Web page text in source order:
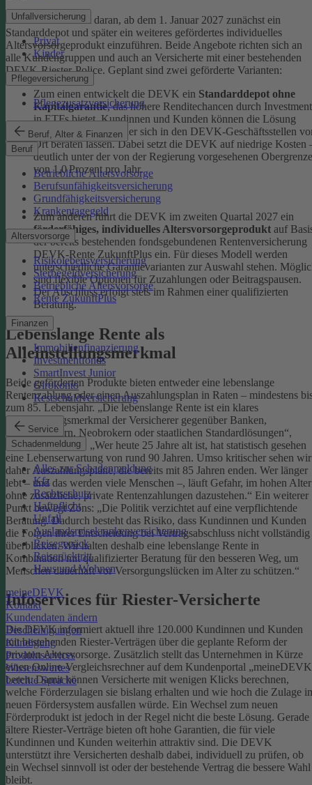
Unfallversicherung
Privat
Kinder
Pflegeversicherung
Pflegezusatzversicherung
Beruf, Alter & Finanzen
Beruf
Betriebliche Altersvorsorge
Berufsunfähigkeitsversicherung
Grundfähigkeitsversicherung
Krankentagegeld
Altersvorsorge
Risikolebensversicherung
Sterbegeldversicherung
Betriebliche Altersvorsorge
Rente ZukunftPlus
Finanzen
Immobilienfinanzierung
Investmentfonds
SmartInvest Junior
Girokonto
Restschuldversicherung
Service
Schadenmeldung
Alles zur Schadenmeldung
Kfz
Rechtsschutz
Haftpflicht
Unfall
Auslandsreisekrankenversicherung
Reisegepäck
Reiserücktritt
Haus und Wohnen
meineDEVK
Kontakt
Kundendaten ändern
Bescheinigungen
Kündigung
Produktservices
Wissenswertes
Leichte Sprache
Die DEVK arbeitet daran, ab dem 1. Januar 2027 zunächst ein
Standarddepot und später ein weiteres gefördertes individuelles
Altersvorsorgeprodukt einzuführen. Beide Angebote richten sich an
alle Kundengruppen und auch an Versicherte mit einer bestehenden
DEVK‑Riester‑Police. Geplant sind zwei geförderte Varianten:
Zum einen entwickelt die DEVK ein Standarddepot ohne
Kapitalgarantie, das höhere Renditechancen durch
in ETFs bietet. Kundinnen und Kunden können die Lösung
online abschließen oder sich in den DEVK-Geschäftsstellen
Ort beraten lassen. Dabei setzt die DEVK auf niedrige Kosten
deutlich unter der von der Regierung vorgesehenen Obergrenze
von 1,0 Prozent pro Jahr.
Zum anderen führt die DEVK im zweiten Quartal 2027 ein
förderfähiges, individuelles Altersvorsorgeprodukt auf
der bereits bestehenden fondsgebundenen Rentenversicherung
DEVK-Rente ZukunftPlus ein. Für dieses Modell werden
unterschiedliche Garantievarianten zur Auswahl stehen.
sind flexible Optionen für Zuzahlungen oder Beitragspausen.
Der Abschluss erfolgt stets im Rahmen einer qualifizierten
Beratung.
Lebenslange Rente als
Alleinstellungsmerkmal
Beide geförderten Produkte bieten entweder eine lebenslange
Rentenzahlung oder einen Auszahlungsplan in Raten – mindestens
zum 85. Lebensjahr. „Die lebenslange Rente ist ein klares
Alleinstellungsmerkmal der Versicherer gegenüber Banken,
Fondsanbietern, Neobrokern oder staatlichen Standardlösungen“,
unterstreicht Zons. „Wer heute 25 Jahre alt ist, hat statistisch gesehen
eine Lebenserwartung von rund 90 Jahren. Umso kritischer sehen wir
daher Auszahlungspläne, die bereits mit 85 Jahren enden. Wer länger
lebt – und das werden viele Menschen –, läuft Gefahr, im hohen Alter
ohne zusätzliche, private Rentenzahlungen dazustehen.“ Ein weiterer
Punkt bewegt Zons: „Die Politik verzichtet auf eine verpflichtende
Beratung. Dadurch besteht das Risiko, dass Kundinnen und Kunden
die Folgen ihrer Entscheidung bei Vertragsabschluss nicht vollständig
überblicken. Wir halten deshalb eine lebenslange Rente in
Kombination mit qualifizierter Beratung für den besseren Weg, um
Menschen dauerhaft vor Versorgungslücken im Alter zu schützen.“
Infoservices für Riester-Versicherte
Die DEVK informiert aktuell ihre 120.000 Kundinnen und Kunden
mit bestehenden Riester-Verträgen über die geplante Reform der
privaten Altersvorsorge. Zusätzlich stellt das Unternehmen in Kürze
einen Online-Vergleichsrechner auf dem Kundenportal
bereit. Damit können Versicherte mit wenigen Klicks berechnen,
welche Förderzulagen sie bislang erhalten und wie hoch die Zulage
neuen Fördersystem ausfallen würde. Ein Wechsel zum neuen
Förderprodukt ist jedoch in der Regel nicht die beste Lösung. Gerade
ältere Riester-Verträge bieten oft hohe Garantien, die für viele
Kundinnen und Kunden weiterhin attraktiv sind. Die DEVK
unterstützt ihre Versicherten deshalb dabei, individuell zu prüfen, ob
ein Wechsel sinnvoll ist oder der bestehende Vertrag die bessere Wahl
bleibt.